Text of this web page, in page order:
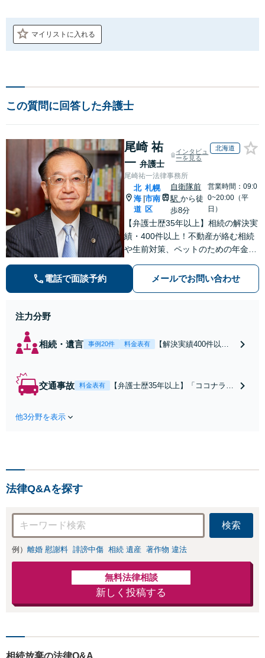
マイリストに入れる
この質問に回答した弁護士
尾崎 祐
一 弁護士
インタビュ
ーを見る
北海道
尾崎祐一法律事務所
北
海
道
|
札幌
市南
区
自衛隊前
駅から徒
歩8分
営業時間：09:0
0~20:00（平
日）
【弁護士歴35年以上】相続の解決実
績・400件以上！不動産が絡む相続
や生前対策、ペットのための年金シ
事故・借金・刑事事件・不動産トラ
ブルなど幅広く対応。依頼者の背景
電話で面談予約 メールでお問い合わせ
注力分野
相続・遺言 事例20件 料金表有
【解決実績400件以
事案にも対応可。培っ
交通事故 料金表有
【弁護士歴35年以上】「ココナラを
委員の経験あり
他3分野を表示
法律Q&Aを探す
検索
例） 離婚 慰謝料 誹謗中傷 相続 遺産 著作物 違法
無料法律相談
新しく投稿する
相続放棄の法律Q&A